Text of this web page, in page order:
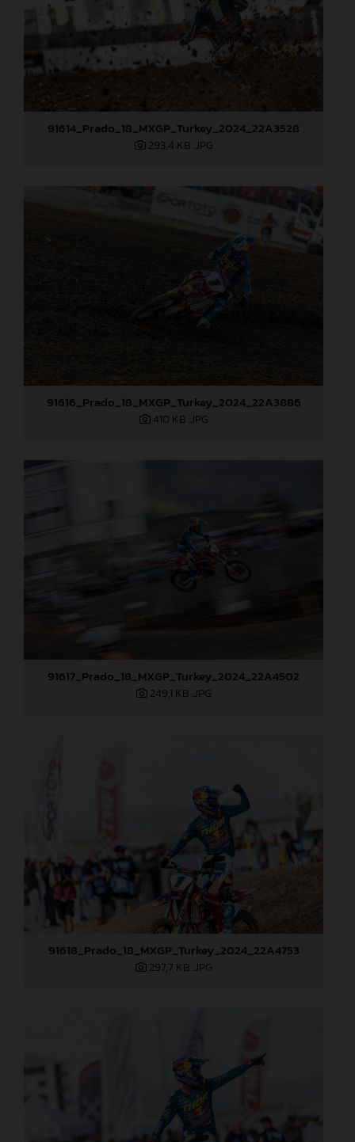
91614_Prado_18_MXGP_Turkey_2024_22A3528
293,4 KB .JPG
91616_Prado_18_MXGP_Turkey_2024_22A3886
410 KB .JPG
91617_Prado_18_MXGP_Turkey_2024_22A4502
249,1 KB .JPG
91618_Prado_18_MXGP_Turkey_2024_22A4753
297,7 KB .JPG